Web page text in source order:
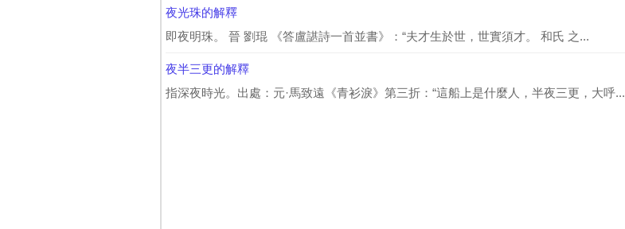
夜光珠的解釋
即夜明珠。 晉 劉琨 《答盧諶詩一首並書》：“夫才生於世，世實須才。 和氏 之...
夜半三更的解釋
指深夜時光。出處：元·馬致遠《青衫淚》第三折：“這船上是什麼人，半夜三更，大呼...